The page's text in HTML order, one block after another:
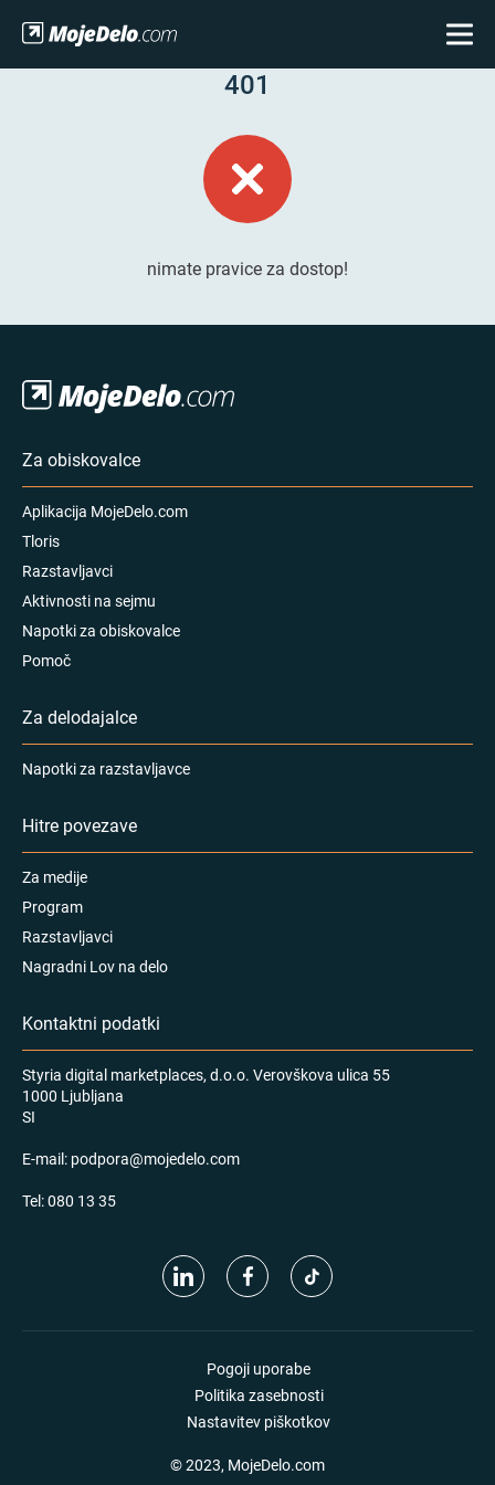
401
nimate pravice za dostop!
Za obiskovalce
Aplikacija MojeDelo.com
Tloris
Razstavljavci
Aktivnosti na sejmu
Napotki za obiskovalce
Pomoč
Za delodajalce
Napotki za razstavljavce
Hitre povezave
Za medije
Program
Razstavljavci
Nagradni Lov na delo
Kontaktni podatki
Styria digital marketplaces, d.o.o. Verovškova ulica 55
1000 Ljubljana
SI
E-mail: podpora@mojedelo.com
Tel:080 13 35
Pogoji uporabe
Politika zasebnosti
Nastavitev piškotkov
© 2023, MojeDelo.com